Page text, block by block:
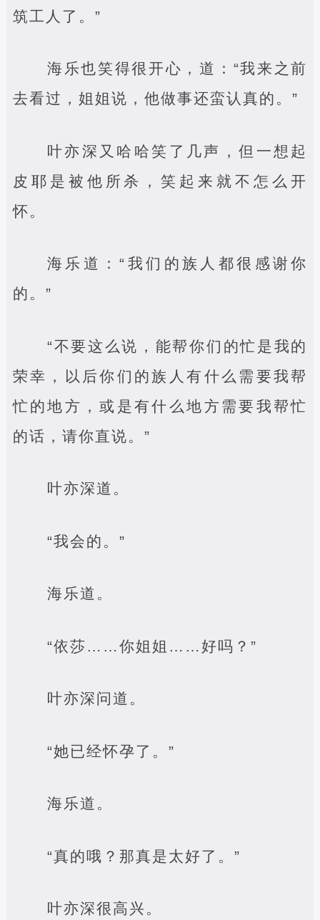
筑工人了。”
海乐也笑得很开心，道：“我来之前
去看过，姐姐说，他做事还蛮认真的。”
叶亦深又哈哈笑了几声，但一想起
皮耶是被他所杀，笑起来就不怎么开
怀。
海乐道：“我们的族人都很感谢你
的。”
“不要这么说，能帮你们的忙是我的
荣幸，以后你们的族人有什么需要我帮
忙的地方，或是有什么地方需要我帮忙
的话，请你直说。”
叶亦深道。
“我会的。”
海乐道。
“依莎……你姐姐……好吗？”
叶亦深问道。
“她已经怀孕了。”
海乐道。
“真的哦？那真是太好了。”
叶亦深很高兴。